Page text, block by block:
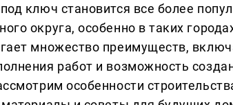
ключ становится все более
округа, особенно в таких
множество преимуществ,
работ и возможность
особенности